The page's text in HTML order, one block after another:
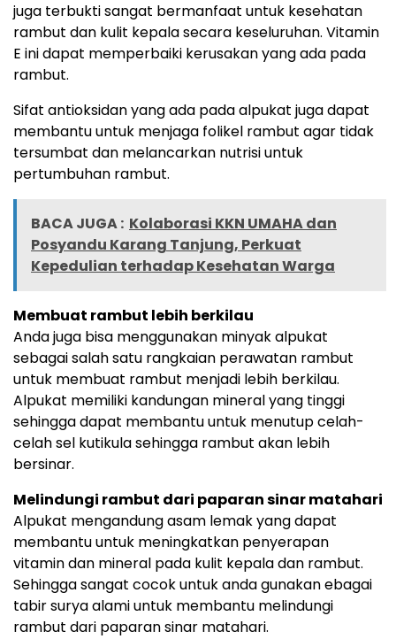
juga terbukti sangat bermanfaat untuk kesehatan
rambut dan kulit kepala secara keseluruhan. Vitamin
E ini dapat memperbaiki kerusakan yang ada pada
rambut.
Sifat antioksidan yang ada pada alpukat juga dapat
membantu untuk menjaga folikel rambut agar tidak
tersumbat dan melancarkan nutrisi untuk
pertumbuhan rambut.
BACA JUGA : Kolaborasi KKN UMAHA dan
Posyandu Karang Tanjung, Perkuat
Kepedulian terhadap Kesehatan Warga
Membuat rambut lebih berkilau
Anda juga bisa menggunakan minyak alpukat
sebagai salah satu rangkaian perawatan rambut
untuk membuat rambut menjadi lebih berkilau.
Alpukat memiliki kandungan mineral yang tinggi
sehingga dapat membantu untuk menutup celah-
celah sel kutikula sehingga rambut akan lebih
bersinar.
Melindungi rambut dari paparan sinar matahari
Alpukat mengandung asam lemak yang dapat
membantu untuk meningkatkan penyerapan
vitamin dan mineral pada kulit kepala dan rambut.
Sehingga sangat cocok untuk anda gunakan ebagai
tabir surya alami untuk membantu melindungi
rambut dari paparan sinar matahari.